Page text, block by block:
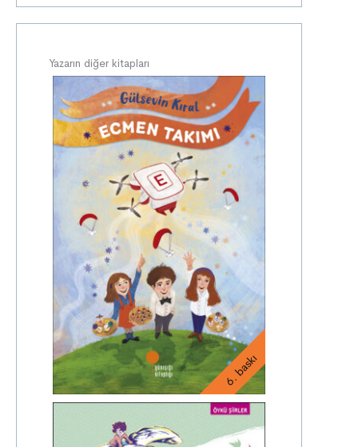
Yazarın diğer kitapları
6. baskı